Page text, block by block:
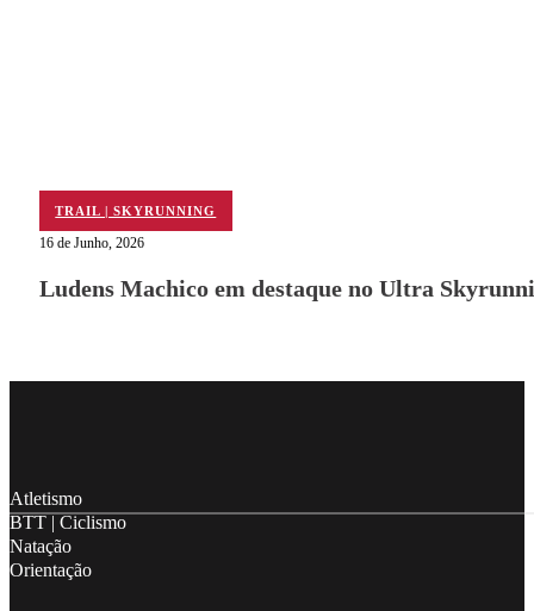
TRAIL | SKYRUNNING
16 de Junho, 2026
Ludens Machico em destaque no Ultra
Atletismo
BTT | Ciclismo
Natação
Orientação